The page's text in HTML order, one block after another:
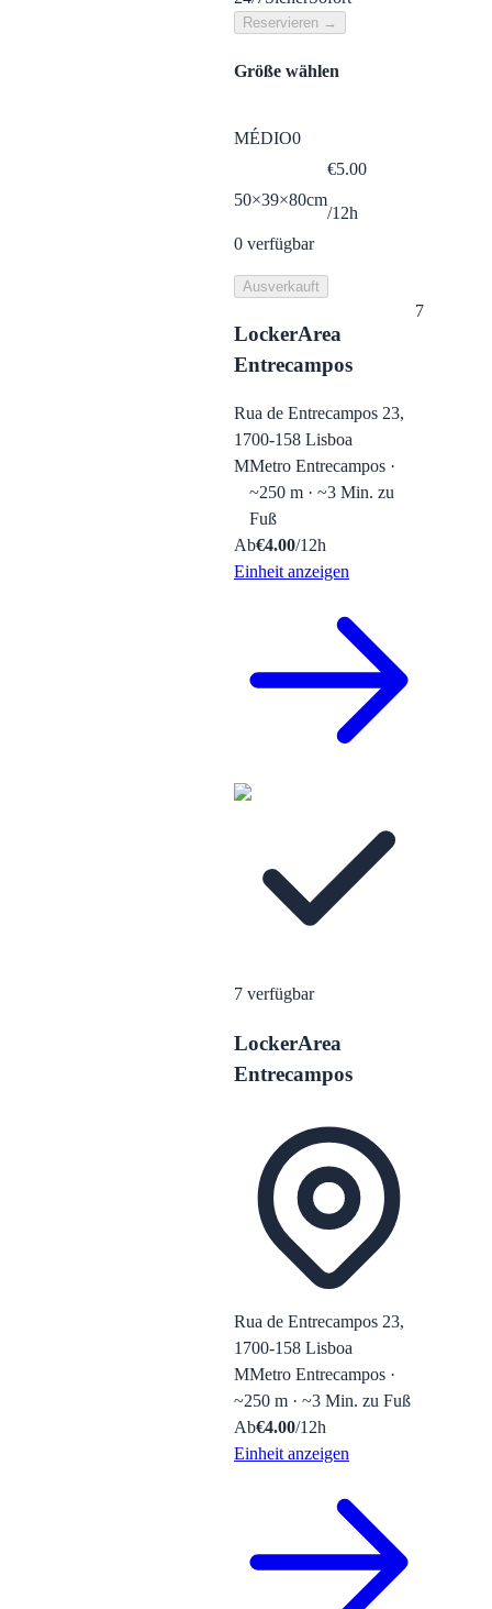
Reservieren →
Größe wählen
MÉDIO0
50×39×80cm
0 verfügbar
€5.00
/12h
Ausverkauft
LockerArea
Entrecampos
7
Rua de Entrecampos 23,
1700-158 Lisboa
MMetro Entrecampos ·
~250 m · ~3 Min. zu
Fuß
Ab€4.00/12h
Einheit anzeigen
7 verfügbar
LockerArea
Entrecampos
Rua de Entrecampos 23,
1700-158 Lisboa
MMetro Entrecampos ·
~250 m · ~3 Min. zu Fuß
Ab€4.00/12h
Einheit anzeigen